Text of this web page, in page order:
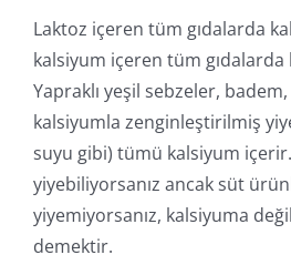
Laktoz içeren tüm gıdalarda
kalsiyum içeren tüm
Yapraklı yeşil sebzeler,
kalsiyumla zenginleştirilmiş
suyu gibi) tümü kalsiyum
yiyebiliyorsanız ancak süt
yiyemiyorsanız, kalsiyuma
demektir.